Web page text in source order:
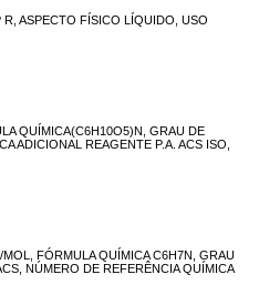
ASPECTO FÍSICO LÍQUIDO, USO
QUÍMICA(C6H10O5)N, GRAU DE
ADICIONAL REAGENTE P.A. ACS ISO,
FÓRMULA QUÍMICA C6H7N, GRAU
NÚMERO DE REFERÊNCIA QUÍMICA